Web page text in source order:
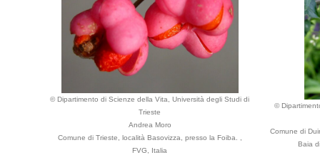
© Dipartimento di Scienze della Vita, Università degli Studi di
Trieste
Andrea Moro
Comune di Trieste, località Basovizza, presso la Foiba. ,
FVG, Italia
©
Comune di
Baia